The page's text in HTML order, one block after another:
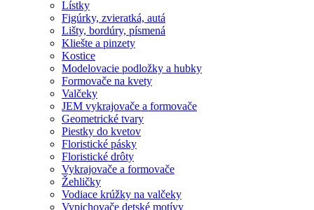
Lístky
Figúrky, zvieratká, autá
Lišty, bordúry, písmená
Kliešte a pinzety
Kostice
Modelovacie podložky a hubky
Formovače na kvety
Valčeky
JEM vykrajovače a formovače
Geometrické tvary
Piestky do kvetov
Floristické pásky
Floristické drôty
Vykrajovače a formovače
Žehličky
Vodiace krúžky na valčeky
Vypichovače detské motívy